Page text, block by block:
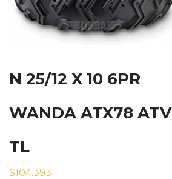
N 25/12 X 10 6PR
WANDA ATX78 ATV
TL
$104.393